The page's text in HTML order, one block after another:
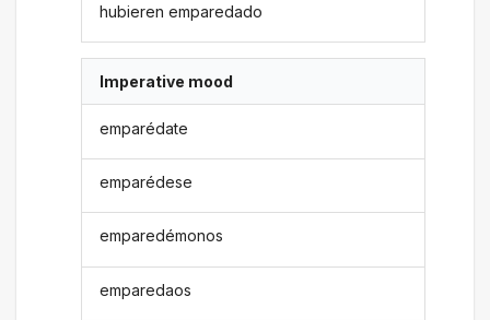
hubieren emparedado
Imperative mood
emparédate
emparédese
emparedémonos
emparedaos